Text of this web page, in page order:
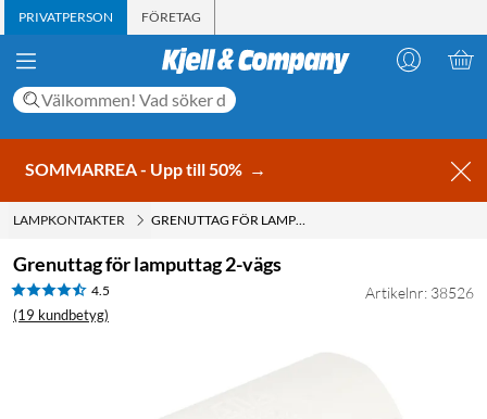
PRIVATPERSON FÖRETAG
SOMMARREA - Upp till 50% →
LAMPKONTAKTER GRENUTTAG FÖR LAMPUTTAG 2-VÄGS
Grenuttag för lamputtag 2-vägs
4.5
(19 kundbetyg)
Artikelnr: 38526